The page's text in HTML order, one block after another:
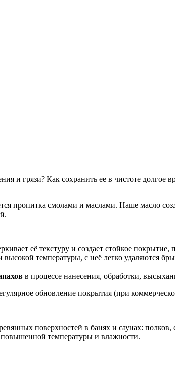
и грязи? Как сохранить ее в чистоте
пропитка смолами и маслами. Наше масло
её текстуру и создает стойкое покрытие,
температуры, с неё легко удаляются
в процессе нанесения, обработки,
обновление покрытия (при
поверхностей в банях и саунах:
температуры и влажности.